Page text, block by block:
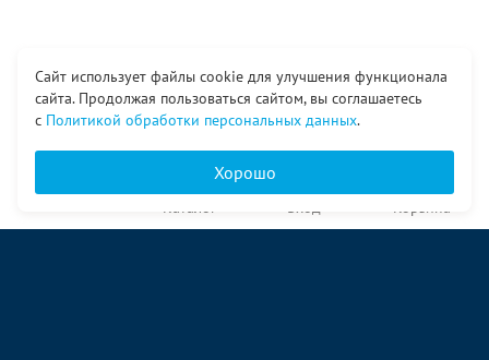
Сайт использует файлы cookie для улучшения функционала
сайта. Продолжая пользоваться сайтом, вы соглашаетесь
с Политикой обработки персональных данных.
Хорошо